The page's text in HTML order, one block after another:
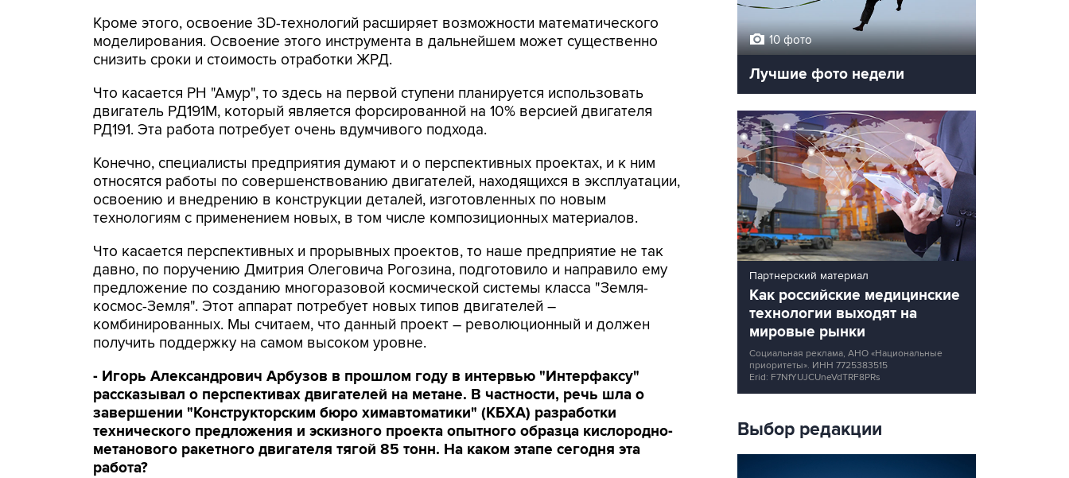
Кроме этого, освоение 3D-технологий расширяет возможности математического
моделирования. Освоение этого инструмента в дальнейшем может существенно
снизить сроки и стоимость отработки ЖРД.
Что касается РН "Амур", то здесь на первой ступени планируется использовать
двигатель РД191М, который является форсированной на 10% версией двигателя
РД191. Эта работа потребует очень вдумчивого подхода.
Конечно, специалисты предприятия думают и о перспективных проектах, и к ним
относятся работы по совершенствованию двигателей, находящихся в эксплуатации,
освоению и внедрению в конструкции деталей, изготовленных по новым
технологиям с применением новых, в том числе композиционных материалов.
Что касается перспективных и прорывных проектов, то наше предприятие не так
давно, по поручению Дмитрия Олеговича Рогозина, подготовило и направило ему
предложение по созданию многоразовой космической системы класса "Земля-
космос-Земля". Этот аппарат потребует новых типов двигателей –
комбинированных. Мы считаем, что данный проект – революционный и должен
получить поддержку на самом высоком уровне.
- Игорь Александрович Арбузов в прошлом году в интервью "Интерфаксу"
рассказывал о перспективах двигателей на метане. В частности, речь шла о
завершении "Конструкторским бюро химавтоматики" (КБХА) разработки
технического предложения и эскизного проекта опытного образца кислородно-
метанового ракетного двигателя тягой 85 тонн. На каком этапе сегодня эта
работа?
10 фото
Лучшие фото недели
Партнерский материал
Как российские медицинские
технологии выходят на
мировые рынки
Социальная реклама, АНО «Национальные
приоритеты». ИНН 7725383515
Erid: F7NfYUJCUneVdTRF8PRs
Выбор редакции